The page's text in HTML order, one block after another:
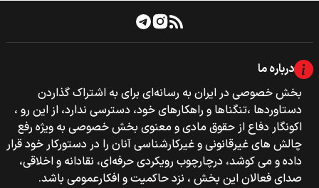
درباره ما
بخش خصوصی‌‌ در ایران به رسانه‌ای برای به اشتراک گذاردن
دستاوردها ،تنگناها و راهکارهای خود، دسترسی ندارد، از این رو ،
اکونگار دفاع از حقوق مادی و معنوی بخش خصوصی به ویژه رفع
چالش های غیرقانونی و غیرکارشناسی آنان را در دستورکار خود قرار
داده و می کوشد، درچارچوب رویکردی حرفه‌ای، نقادانه و اخلاقی،
صدای فعالان این بخش ، نزد حاکمیت و افکارعمومی باشد.